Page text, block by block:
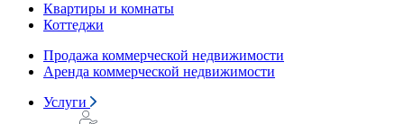
Квартиры и комнаты
Коттеджи
Продажа коммерческой недвижимости
Аренда коммерческой недвижимости
Услуги